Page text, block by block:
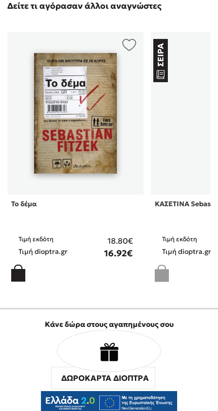
Δείτε τι αγόρασαν άλλοι αναγνώστες
Το δέμα
Τιμή εκδότη 18.80€
Τιμή dioptra.gr 16.92€
ΚΑΣΕΤΙΝΑ
Τιμή εκδότη
Τιμή dioptra.gr
Κάνε δώρα στους αγαπημένους σου
ΔΩΡΟΚΑΡΤΑ ΔΙΟΠΤΡΑ